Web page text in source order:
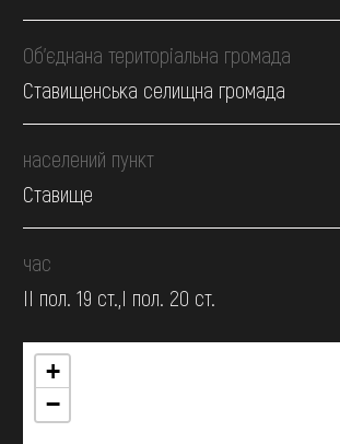
Об’єднана територіальна громада
Ставищенська селищна громада
населений пункт
Ставище
час
II пол. 19 ст.,І пол. 20 ст.
+
−